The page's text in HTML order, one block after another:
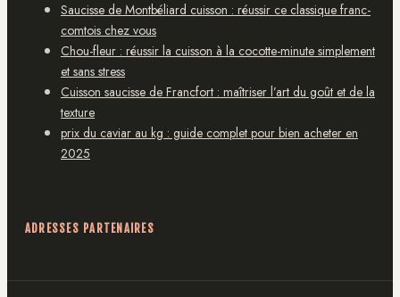
Saucisse de Montbéliard cuisson : réussir ce classique franc-
comtois chez vous
Chou-fleur : réussir la cuisson à la cocotte-minute simplement
et sans stress
Cuisson saucisse de Francfort : maîtriser l’art du goût et de la
texture
prix du caviar au kg : guide complet pour bien acheter en
2025
ADRESSES PARTENAIRES